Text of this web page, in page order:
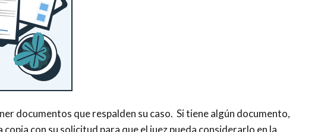
documentos que respalden su caso. Si tiene algún documento,
con su solicitud para que el juez pueda considerarlo en la